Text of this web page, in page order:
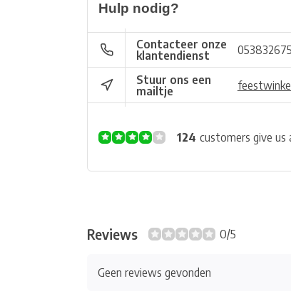
Hulp nodig?
Contacteer onze
klantendienst
053832675
Stuur ons een
mailtje
124 customers give us
Reviews 0/5
Geen reviews gevonden